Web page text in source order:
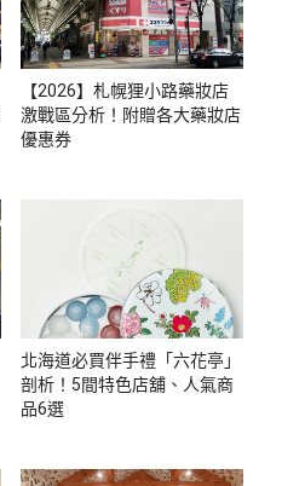
【2026】札幌狸小路藥妝店
激戰區分析！附贈各大藥妝店
優惠券
北海道必買伴手禮「六花亭」
剖析！5間特色店舖、人氣商
品6選